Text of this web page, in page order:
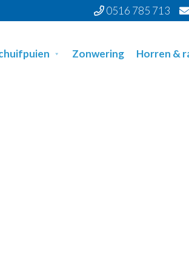
0516 785 713
Zonwering Horren &